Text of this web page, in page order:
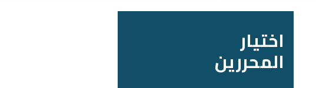
اختيار
المحررين